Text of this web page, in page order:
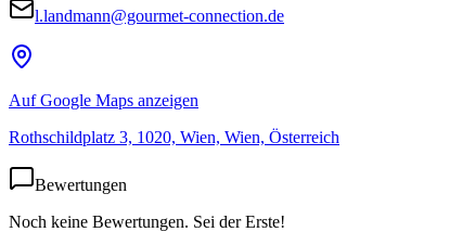
l.landmann@gourmet-connection.de
Auf Google Maps anzeigen
Rothschildplatz 3, 1020, Wien, Wien, Österreich
Bewertungen
Noch keine Bewertungen. Sei der Erste!